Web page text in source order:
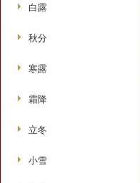
白露
秋分
寒露
霜降
立冬
小雪